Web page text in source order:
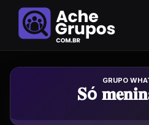
Grupo
𝐒ó